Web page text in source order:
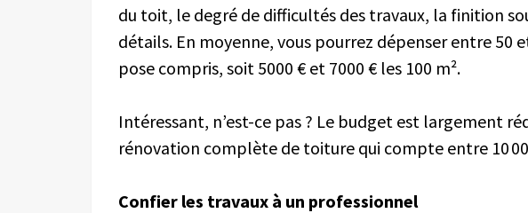
du toit, le degré de difficultés des travaux, la finition
détails. En moyenne, vous pourrez dépenser entre 50
pose compris, soit 5000 € et 7000 € les 100 m².
Intéressant, n’est-ce pas ? Le budget est largement
rénovation complète de toiture qui compte entre 10
Confier les travaux à un professionnel